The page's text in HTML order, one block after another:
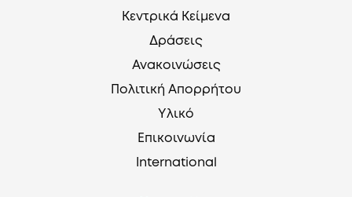
Κεντρικά Κείμενα
Δράσεις
Ανακοινώσεις
Πολιτική Απορρήτου
Υλικό
Επικοινωνία
International